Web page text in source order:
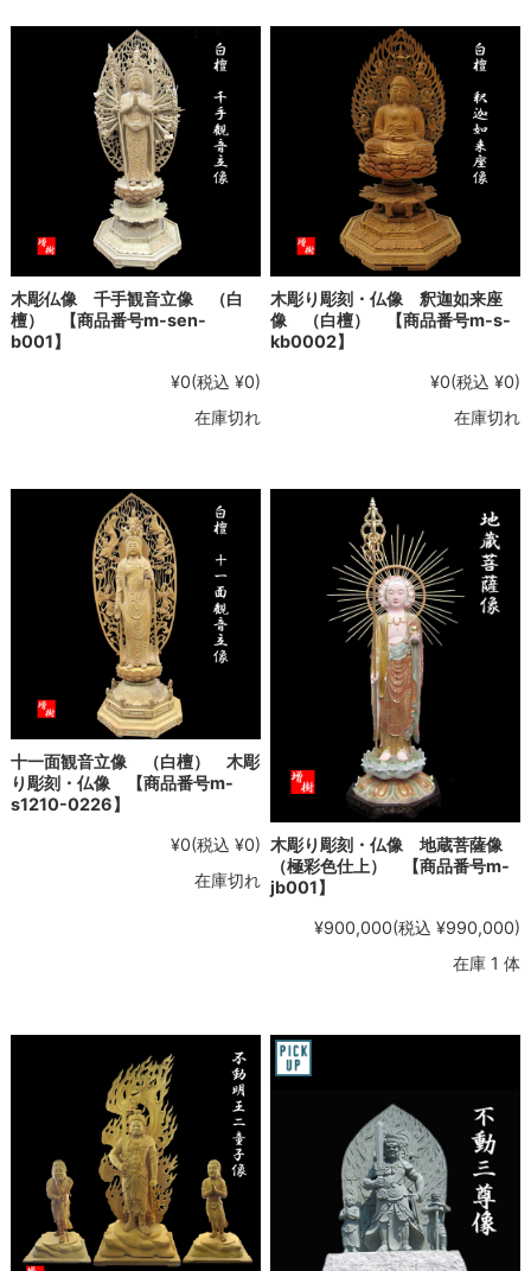
木彫仏像 千手観音立像 （白
檀） 【商品番号m-sen-
b001】
¥0(税込 ¥0)
在庫切れ
木彫り彫刻・仏像 釈迦如来座
像 （白檀） 【商品番号m-s-
kb0002】
¥0(税込 ¥0)
在庫切れ
十一面観音立像 （白檀） 木彫
り彫刻・仏像 【商品番号m-
s1210-0226】
¥0(税込 ¥0)
在庫切れ
木彫り彫刻・仏像 地蔵菩薩像
（極彩色仕上） 【商品番号m-
jb001】
¥900,000(税込 ¥990,000)
在庫 1 体